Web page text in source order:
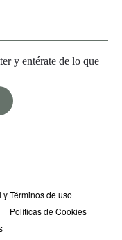
y entérate de lo que
Términos de uso
Políticas de Cookies